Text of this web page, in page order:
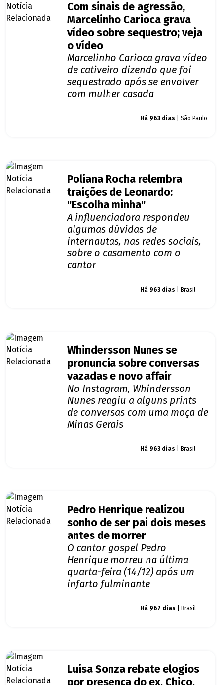
Com sinais de agressão,
Marcelinho Carioca grava
vídeo sobre sequestro; veja
o vídeo
Marcelinho Carioca grava vídeo
de cativeiro dizendo que foi
sequestrado após se envolver
com mulher casada
Há 963 dias | São Paulo
Poliana Rocha relembra
traições de Leonardo:
"Escolha minha"
A influenciadora respondeu
algumas dúvidas de
internautas, nas redes sociais,
sobre o casamento com o
cantor
Há 963 dias | Brasil
Whindersson Nunes se
pronuncia sobre conversas
vazadas e novo affair
No Instagram, Whindersson
Nunes reagiu a alguns prints
de conversas com uma moça de
Minas Gerais
Há 963 dias | Brasil
Pedro Henrique realizou
sonho de ser pai dois meses
antes de morrer
O cantor gospel Pedro
Henrique morreu na última
quarta-feira (14/12) após um
infarto fulminante
Há 967 dias | Brasil
Luisa Sonza rebate elogios
por presença do ex, Chico,